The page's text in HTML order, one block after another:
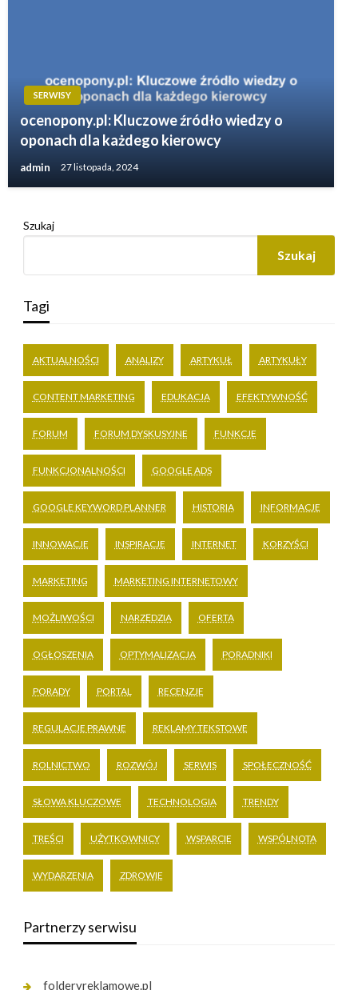
SERWISY
ocenopony.pl: Kluczowe źródło wiedzy o
oponach dla każdego kierowcy
admin 27 listopada, 2024
Szukaj
Szukaj
Tagi
AKTUALNOŚCI ANALIZY ARTYKUŁ ARTYKUŁY
CONTENT MARKETING EDUKACJA EFEKTYWNOŚĆ
FORUM FORUM DYSKUSYJNE FUNKCJE
FUNKCJONALNOŚCI GOOGLE ADS
GOOGLE KEYWORD PLANNER HISTORIA INFORMACJE
INNOWACJE INSPIRACJE INTERNET KORZYŚCI
MARKETING MARKETING INTERNETOWY
MOŻLIWOŚCI NARZĘDZIA OFERTA
OGŁOSZENIA OPTYMALIZACJA PORADNIKI
PORADY PORTAL RECENZJE
REGULACJE PRAWNE REKLAMY TEKSTOWE
ROLNICTWO ROZWÓJ SERWIS SPOŁECZNOŚĆ
SŁOWA KLUCZOWE TECHNOLOGIA TRENDY
TREŚCI UŻYTKOWNICY WSPARCIE WSPÓLNOTA
WYDARZENIA ZDROWIE
Partnerzy serwisu
folderyreklamowe.pl